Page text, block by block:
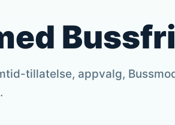
tillatelse, appvalg,